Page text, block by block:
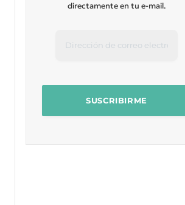
directamente en tu e-mail.